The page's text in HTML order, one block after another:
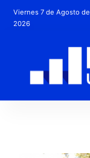
Viernes 7 de Agosto de
2026